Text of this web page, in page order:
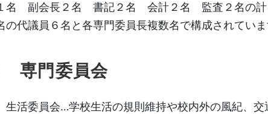
名 副会長２名 書記２名 会計２名 監査２名の計
の代議員６名と各専門委員長複数名で構成されていま
専門委員会
生活委員会…学校生活の規則維持や校内外の風紀、交